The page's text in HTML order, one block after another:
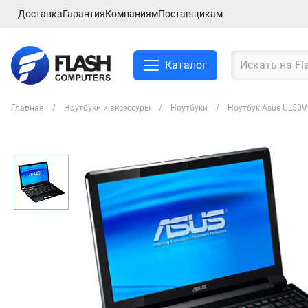
ДоставкаГарантияКомпаниямПоставщикам
Каталог
Главная Ноутбуки и аксессуры Ноутбуки Ноутбук Asus
Ноутбуки и аксессуры
Компьютеры и
комплектующие
Сетевое оборудование
ТВ, Аудио и Видео